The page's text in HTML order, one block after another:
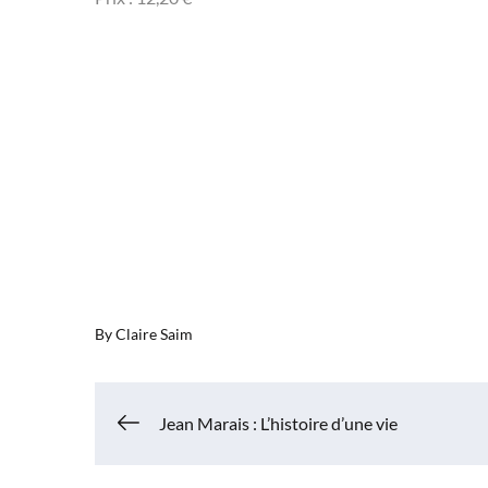
ByClaire Saim
Navigation
Jean Marais : L’histoire d’une vie